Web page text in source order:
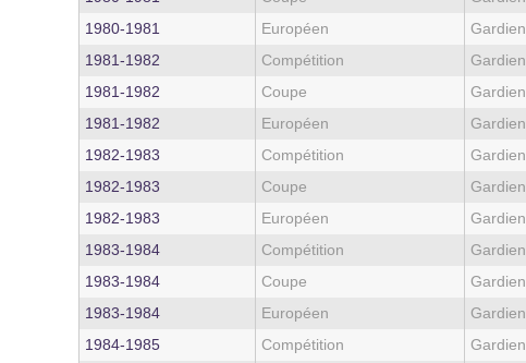
1980‑1981
Européen Gardien
1981‑1982
Compétition Gardien
1981‑1982
Coupe Gardien
1981‑1982
Européen Gardien
1982‑1983
Compétition Gardien
1982‑1983
Coupe Gardien
1982‑1983
Européen Gardien
1983‑1984
Compétition Gardien
1983‑1984
Coupe Gardien
1983‑1984
Européen Gardien
1984‑1985
Compétition Gardien